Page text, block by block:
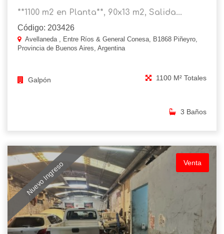
**1100 m2 en Planta**, 90x13 m2, Salida...
Código: 203426
Avellaneda , Entre Ríos & General Conesa, B1868 Piñeyro,
Provincia de Buenos Aires, Argentina
Galpón 1100 M² Totales
3 Baños
Nuevo Ingreso Venta